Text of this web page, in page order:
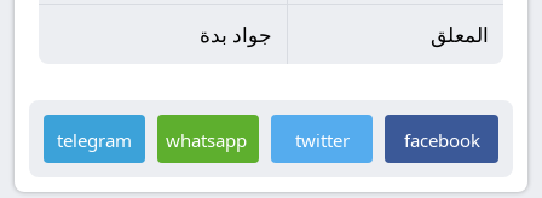
المعلق جواد بدة
facebook
twitter
whatsapp
telegram